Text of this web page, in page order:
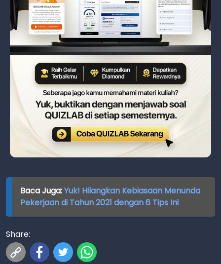
Baca Juga:Yuk! Hilangkan Kebiasaan Menunda
Pekerjaan di Tahun 2021 dengan 6 Tips Ini
Share: